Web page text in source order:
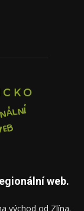
web.
východ od Zlína.